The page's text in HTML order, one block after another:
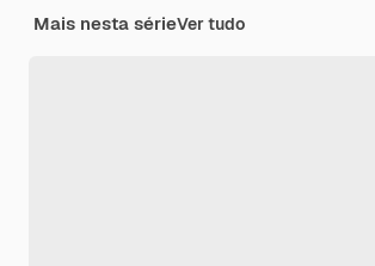
Mais nesta sérieVer tudo